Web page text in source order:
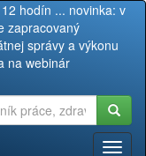
hodín ... novinka: v
zapracovaný
správy a výkonu
na webinár